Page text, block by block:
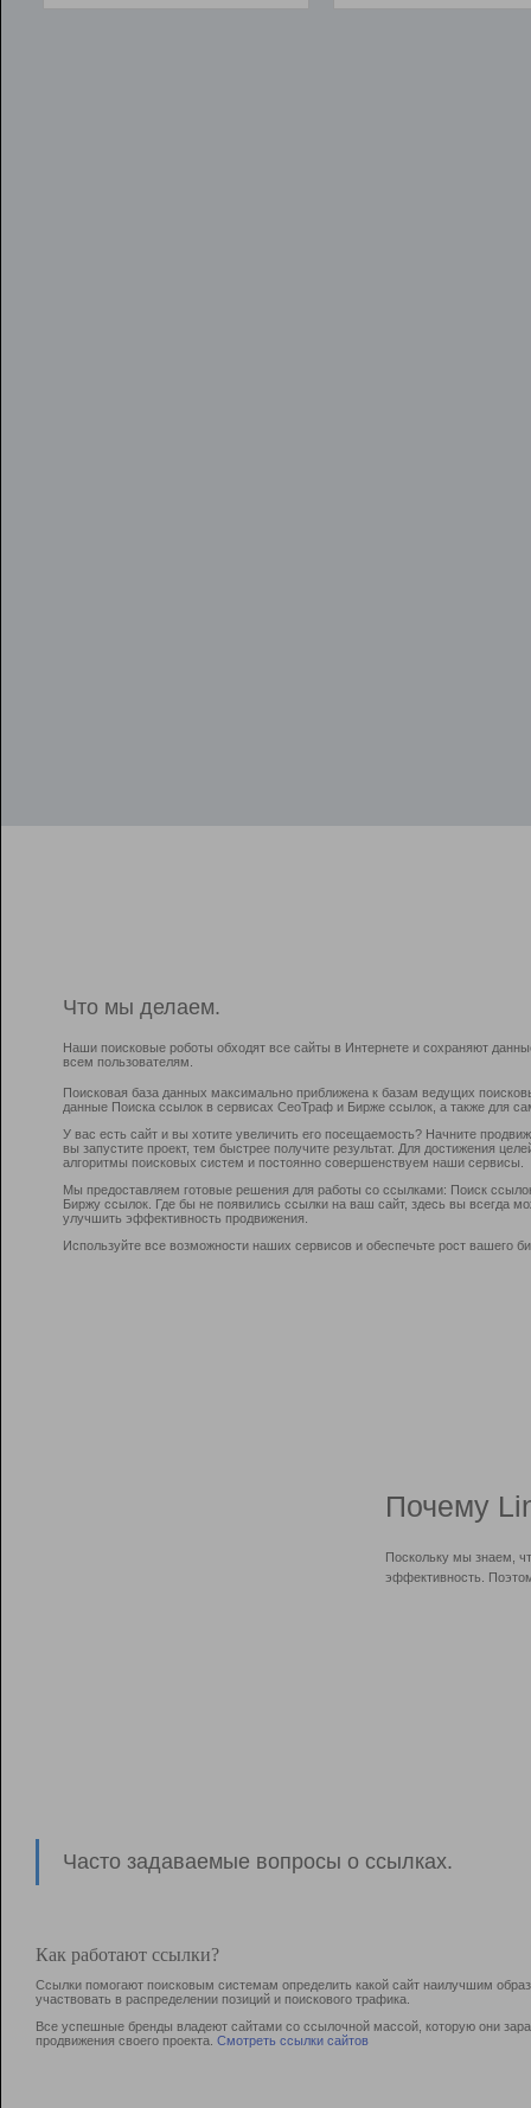
Что мы делаем.
Наши поисковые роботы обходят все сайты в Интернете и сохраняют
всем пользователям.
Поисковая база данных максимально приближена к базам ведущих
данные Поиска ссылок в сервисах СеоТраф и Бирже ссылок, а также для
У вас есть сайт и вы хотите увеличить его посещаемость? Начните
вы запустите проект, тем быстрее получите результат. Для достижения
алгоритмы поисковых систем и постоянно совершенствуем наши сервисы.
Мы предоставляем готовые решения для работы со ссылками: Поиск
Биржу ссылок. Где бы не появились ссылки на ваш сайт, здесь вы всегда
улучшить эффективность продвижения.
Используйте все возможности наших сервисов и обеспечьте рост вашего
Почему
Поскольку мы знаем,
эффективность.
Часто задаваемые вопросы о ссылках.
Как работают ссылки?
Ссылки помогают поисковым системам определить какой сайт наилучшим
участвовать в раcпределении позиций и поискового трафика.
Все успешные бренды владеют сайтами со ссылочной массой, которую они
продвижения своего проекта. Смотреть ссылки сайтов